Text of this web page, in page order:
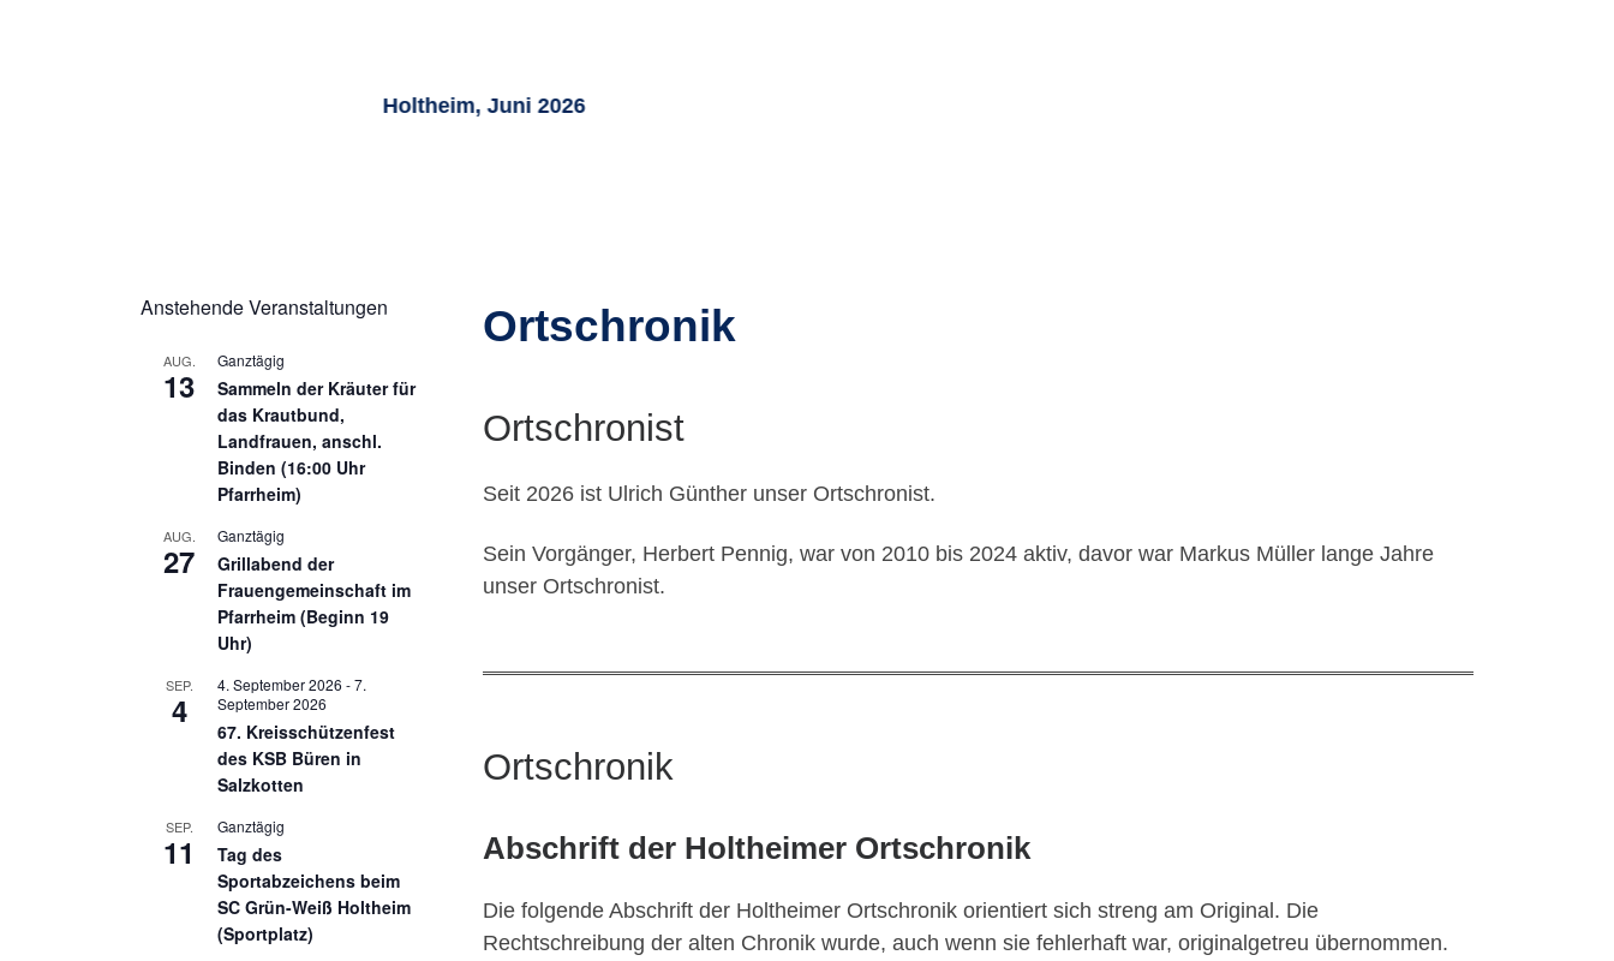
Holtheim, Juni 2026
Ortschronik
Ortschronist
Seit 2026 ist Ulrich Günther unser Ortschronist.
Sein Vorgänger, Herbert Pennig, war von 2010 bis 2024 aktiv, davor war Markus Müller lange Jahre
unser Ortschronist.
Ortschronik
Abschrift der Holtheimer Ortschronik
Die folgende Abschrift der Holtheimer Ortschronik orientiert sich streng am Original. Die
Rechtschreibung der alten Chronik wurde, auch wenn sie fehlerhaft war, originalgetreu übernommen.
Anstehende Veranstaltungen
AUG.
13
Ganztägig
Sammeln der Kräuter für
das Krautbund,
Landfrauen, anschl.
Binden (16:00 Uhr
Pfarrheim)
AUG.
27
Ganztägig
Grillabend der
Frauengemeinschaft im
Pfarrheim (Beginn 19
Uhr)
SEP.
4
4. September 2026 -7.
September 2026
67. Kreisschützenfest
des KSB Büren in
Salzkotten
SEP.
11
Ganztägig
Tag des
Sportabzeichens beim
SC Grün-Weiß Holtheim
(Sportplatz)